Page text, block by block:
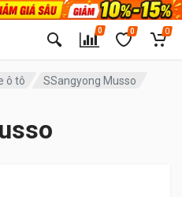
0 0 0
ô tô SSangyong Musso